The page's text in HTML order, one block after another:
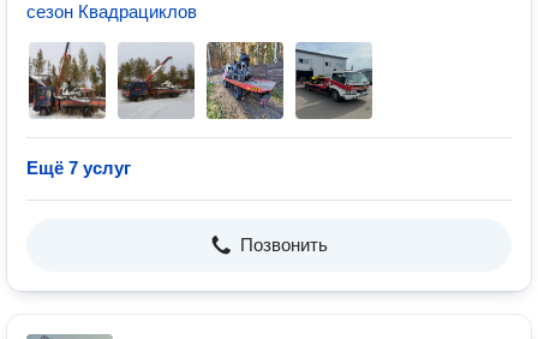
сезон Квадрациклов
Ещё 7 услуг
Позвонить